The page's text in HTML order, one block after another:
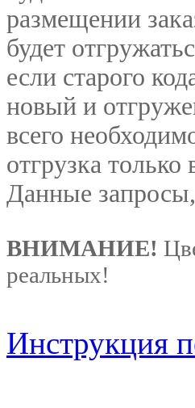
размещении
будет
если старого
новый и
всего
отгрузка только
Данные
ВНИМАНИЕ!
реальных!
Инструкция